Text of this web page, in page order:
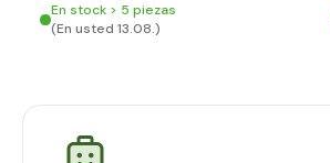
En stock > 5 piezas
(En usted 13.08.)